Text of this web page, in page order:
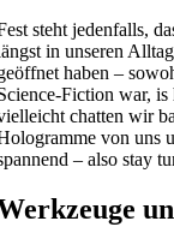
steht jedenfalls,
in unseren
haben –
Fiction war,
chatten wir
von uns
– also stay